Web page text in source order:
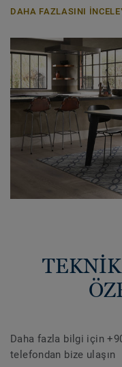
DAHA FAZLASINI
TEKNİK
Daha fazla bilgi için
telefondan bize ulaşın